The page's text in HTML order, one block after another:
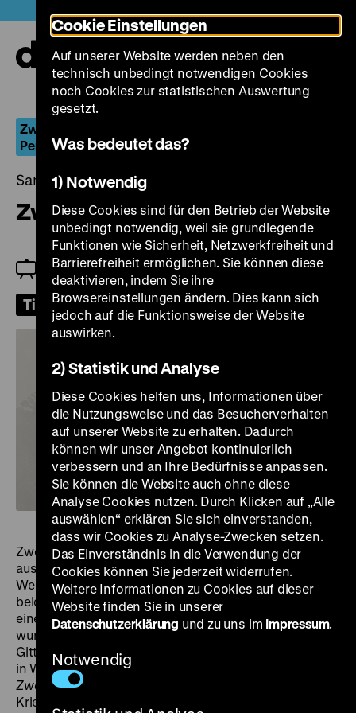
zum
Seiteninhalt
springen
Zwischen staatlichen Zurichtungen und eigenen
Perspektiven
Samstag, 14. März 2026, 18.00 Uhr
Zwei Deutsche
Einführung: Lukas M. Dominik
Tickets
Zwei vierzehnjährige Kindersoldaten der Wehrmacht
aus dem letzten Aufgebot am Ende des Zweiten
Weltkrieges – der eine von Hitler mit einem Orden
belobigt, der andere hemmungslos weinend nach
einem Gefecht. Ihre Fotos gingen um die Welt und
wurden zu unterschiedlichen Sinnbildern des Kriegs.
Gitta Nickel spürt die beiden Männer Jahrzehnte später
in West- und Ostdeutschland auf und beschreibt in
Zwei Deutsche
Kriegserlebnisse auf verschiedene Weise geprägt
Cookie Einstellungen
Auf unserer Website werden neben den
technisch unbedingt notwendigen Cookies
noch Cookies zur statistischen Auswertung
gesetzt.
Was bedeutet das?
1) Notwendig
Diese Cookies sind für den Betrieb der Website
unbedingt notwendig, weil sie grundlegende
Funktionen wie Sicherheit, Netzwerkfreiheit und
Barrierefreiheit ermöglichen. Sie können diese
deaktivieren, indem Sie ihre
Browsereinstellungen ändern. Dies kann sich
jedoch auf die Funktionsweise der Website
auswirken.
2) Statistik und Analyse
Diese Cookies helfen uns, Informationen über
die Nutzungsweise und das Besucherverhalten
auf unserer Website zu erhalten. Dadurch
können wir unser Angebot kontinuierlich
verbessern und an Ihre Bedürfnisse anpassen.
Sie können die Website auch ohne diese
Analyse Cookies nutzen. Durch Klicken auf „Alle
auswählen“ erklären Sie sich einverstanden,
dass wir Cookies zu Analyse-Zwecken setzen.
Das Einverständnis in die Verwendung der
Cookies können Sie jederzeit widerrufen.
Weitere Informationen zu Cookies auf dieser
Website finden Sie in unserer
Datenschutzerklärung und zu uns im Impressum.
Notwendig